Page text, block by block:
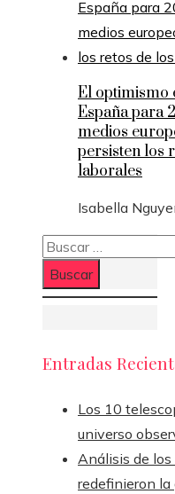
El optimismo
España para
medios
persisten los
laborales
Isabella
Buscar:
Entradas
Los 10
universo
Análisis de
redefinieron